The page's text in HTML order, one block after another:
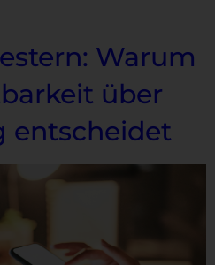
Warum
über
entscheidet